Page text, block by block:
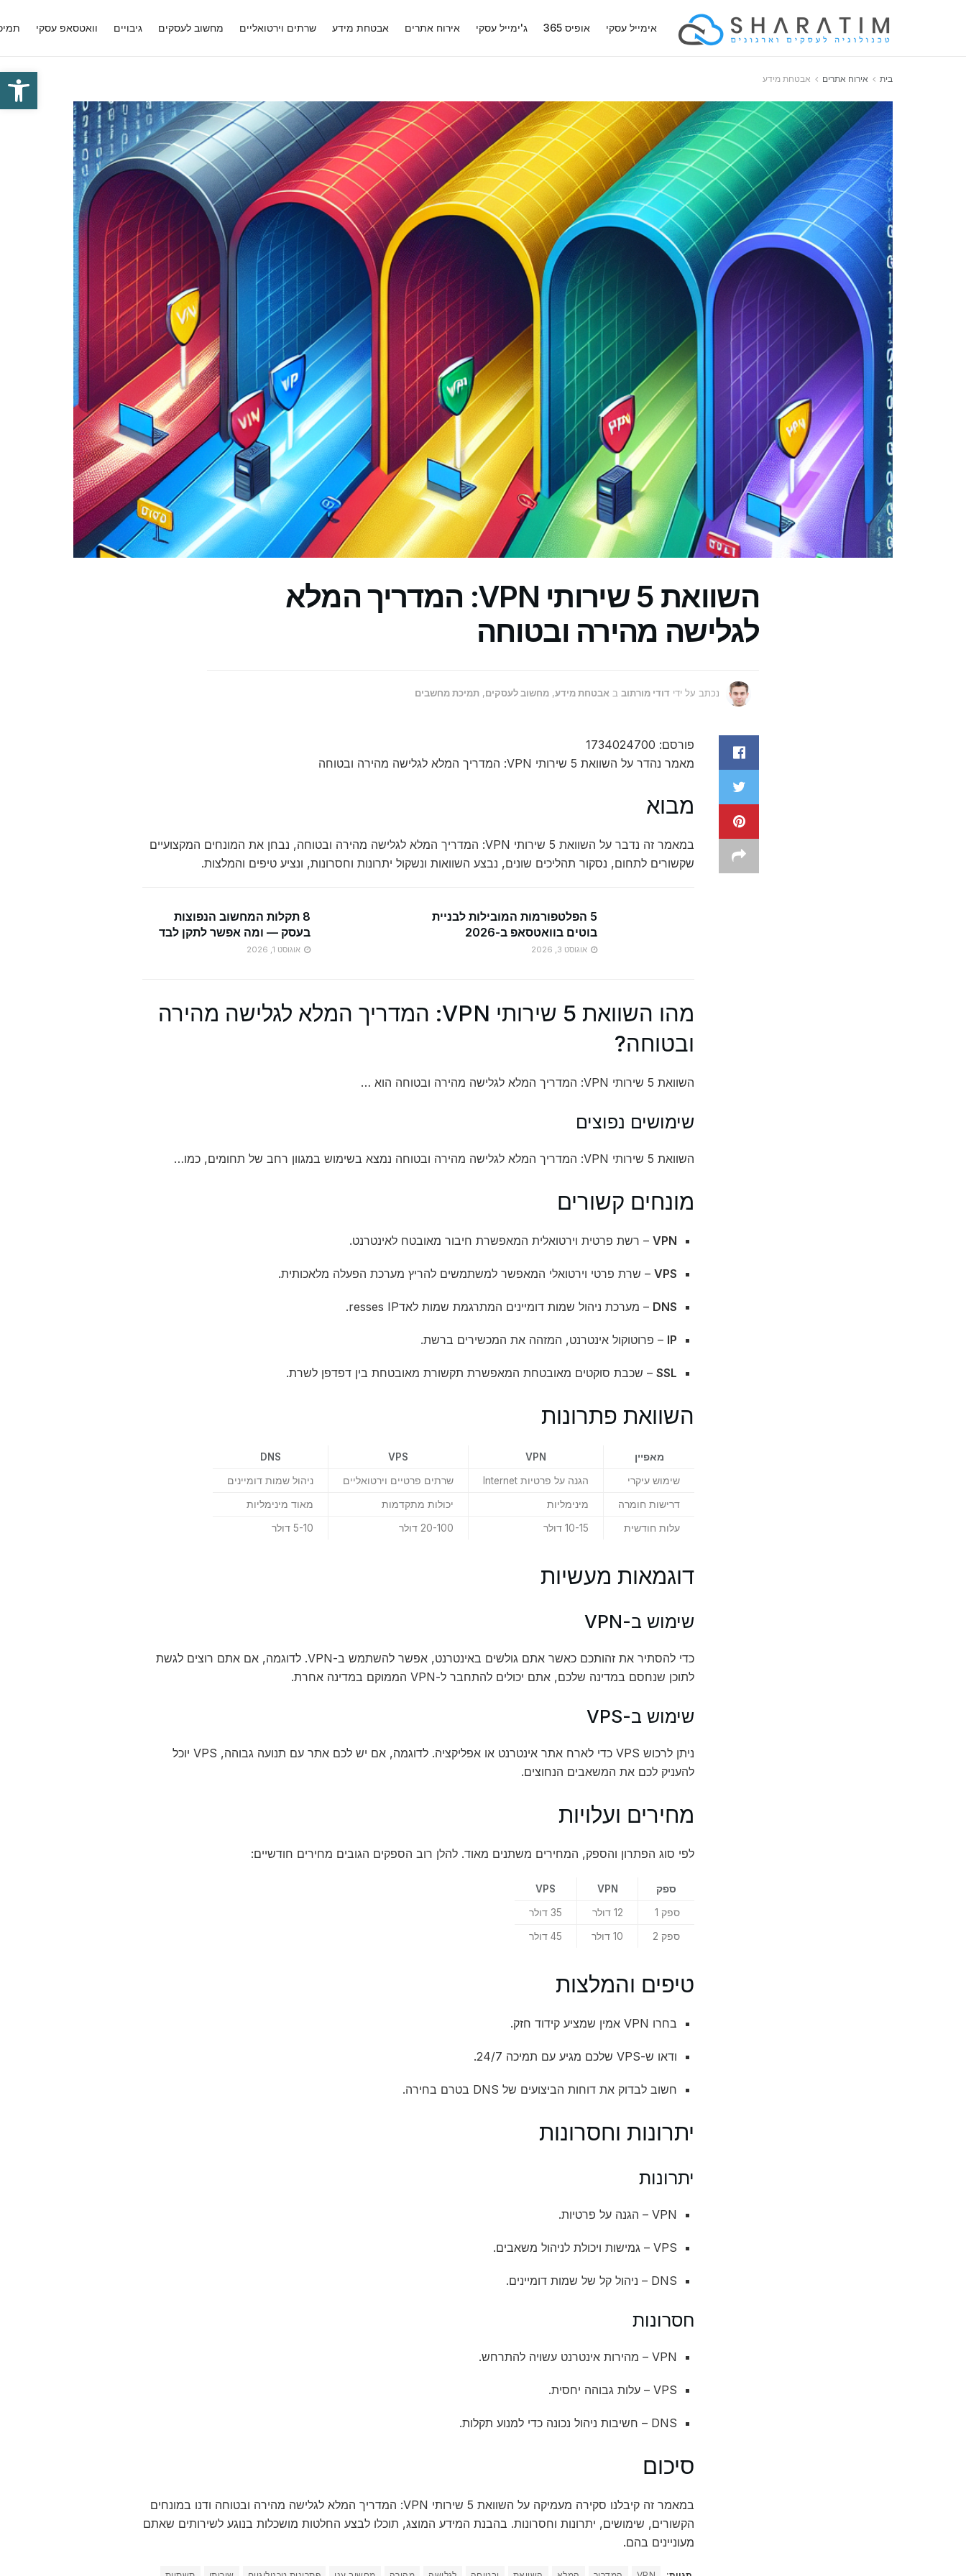
פתח
אימייל עסקי אופיס 365 ג'ימייל עסקי אירוח אתרים אבטחת מידע שרתים וירטואליים מחשוב לעסקים גיבויים וואטסאפ עסקי
בית אירוח אתרים אבטחת מידע
השוואת 5 שירותי VPN: המדריך המלא
לגלישה מהירה ובטוחה
נכתב על ידי דודי מורתוב ב אבטחת מידע, מחשוב לעסקים, תמיכת מחשבים
פורסם: 1734024700
מאמר נהדר על השוואת 5 שירותי VPN: המדריך המלא לגלישה מהירה ובטוחה
מבוא
במאמר זה נדבר על השוואת 5 שירותי VPN: המדריך המלא לגלישה מהירה ובטוחה, נבחן את המונחים המקצועיים
שקשורים לתחום, נסקור תהליכים שונים, נבצע השוואות ונשקול יתרונות וחסרונות, ונציע טיפים והמלצות.
5 הפלטפורמות המובילות לבניית
בוטים בוואטסאפ ב-2026
אוגוסט 3, 2026
8 תקלות המחשוב הנפוצות
בעסק — ומה אפשר לתקן לבד
אוגוסט 1, 2026
מהו השוואת 5 שירותי VPN: המדריך המלא לגלישה מהירה
ובטוחה?
השוואת 5 שירותי VPN: המדריך המלא לגלישה מהירה ובטוחה הוא …
שימושים נפוצים
השוואת 5 שירותי VPN: המדריך המלא לגלישה מהירה ובטוחה נמצא בשימוש במגוון רחב של תחומים, כמו…
מונחים קשורים
VPN – רשת פרטית וירטואלית המאפשרת חיבור מאובטח לאינטרנט.
VPS – שרת פרטי וירטואלי המאפשר למשתמשים להריץ מערכת הפעלה מלאכותית.
DNS – מערכת ניהול שמות דומיינים המתרגמת שמות לאדresses IP.
IP – פרוטוקול אינטרנט, המזהה את המכשירים ברשת.
SSL – שכבת סוקטים מאובטחת המאפשרת תקשורת מאובטחת בין דפדפן לשרת.
השוואת פתרונות
מאפיין VPN
VPS
DNS
שימוש עיקרי הגנה על פרטיות Internet שרתים פרטיים וירטואליים ניהול שמות דומיינים
דרישות חומרה מינימליות יכולות מתקדמות מאוד מינימליות
עלות חודשית 10-15 דולר 20-100 דולר 5-10 דולר
דוגמאות מעשיות
שימוש ב-VPN
כדי להסתיר את זהותכם כאשר אתם גולשים באינטרנט, אפשר להשתמש ב-VPN. לדוגמה, אם אתם רוצים לגשת
לתוכן שנחסם במדינה שלכם, אתם יכולים להתחבר ל-VPN הממוקם במדינה אחרת.
שימוש ב-VPS
ניתן לרכוש VPS כדי לארח אתר אינטרנט או אפליקציה. לדוגמה, אם יש לכם אתר עם תנועה גבוהה, VPS יוכל
להעניק לכם את המשאבים הנחוצים.
מחירים ועלויות
לפי סוג הפתרון והספק, המחירים משתנים מאוד. להלן רוב הספקים הגובים מחירים חודשיים:
ספק VPN
VPS
ספק 1 12 דולר 35 דולר
ספק 2 10 דולר 45 דולר
טיפים והמלצות
בחרו VPN אמין שמציע קידוד חזק.
ודאו ש-VPS שלכם מגיע עם תמיכה 24/7.
חשוב לבדוק את דוחות הביצועים של DNS בטרם בחירה.
יתרונות וחסרונות
יתרונות
VPN – הגנה על פרטיות.
VPS – גמישות ויכולת לניהול משאבים.
DNS – ניהול קל של שמות דומיינים.
חסרונות
VPN – מהירות אינטרנט עשויה להתרחש.
VPS – עלות גבוהה יחסית.
DNS – חשיבות ניהול נכונה כדי למנוע תקלות.
סיכום
במאמר זה קיבלנו סקירה מעמיקה על השוואת 5 שירותי VPN: המדריך המלא לגלישה מהירה ובטוחה ודנו במונחים
הקשורים, שימושים, יתרונות וחסרונות. בהבנת המידע המוצג, תוכלו לבצע החלטות מושכלות בנוגע לשירותים שאתם
מעוניינים בהם.